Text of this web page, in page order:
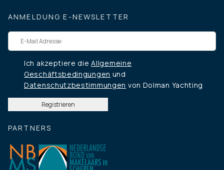
ANMELDUNG E-NEWSLETTER
Ich akzeptiere dieAllgemeine
Geschäftsbedingungen und
Datenschutzbestimmungen von Dolman Yachting
PARTNERS